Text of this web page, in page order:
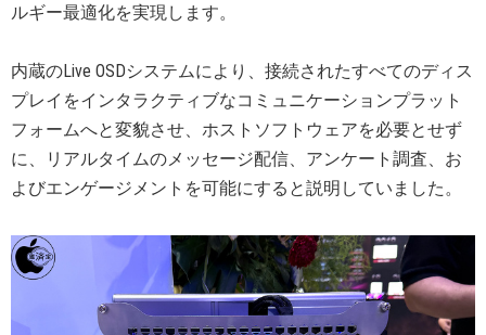
ルギー最適化を実現します。
内蔵のLive OSDシステムにより、接続されたすべてのディス
プレイをインタラクティブなコミュニケーションプラット
フォームへと変貌させ、ホストソフトウェアを必要とせず
に、リアルタイムのメッセージ配信、アンケート調査、お
よびエンゲージメントを可能にすると説明していました。